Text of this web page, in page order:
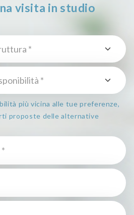
visita in studio
più vicina alle tue preferenze,
proposte delle alternative